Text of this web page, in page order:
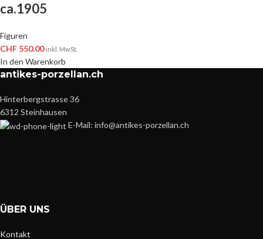
ca.1905
Figuren
CHF 550.00 inkl. MwSt.
In den Warenkorb
antikes-porzellan.ch
Hinterbergstrasse 36
6312 Steinhausen
E-Mail: info@antikes-porzellan.ch
ÜBER UNS
Kontakt